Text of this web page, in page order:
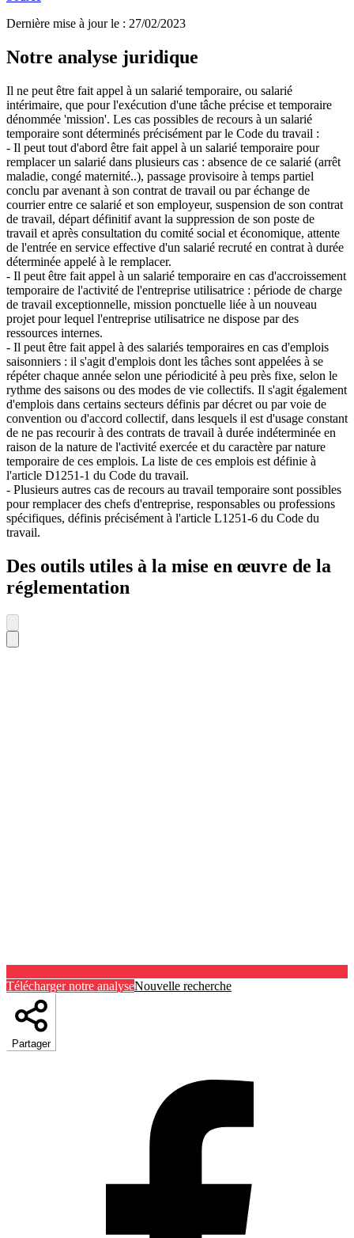
Dernière mise à jour le : 27/02/2023
Notre analyse juridique
Il ne peut être fait appel à un salarié temporaire, ou salarié
intérimaire, que pour l'exécution d'une tâche précise et temporaire
dénommée 'mission'. Les cas possibles de recours à un salarié
temporaire sont déterminés précisément par le Code du travail :
- Il peut tout d'abord être fait appel à un salarié temporaire pour
remplacer un salarié dans plusieurs cas : absence de ce salarié (arrêt
maladie, congé maternité..), passage provisoire à temps partiel
conclu par avenant à son contrat de travail ou par échange de
courrier entre ce salarié et son employeur, suspension de son contrat
de travail, départ définitif avant la suppression de son poste de
travail et après consultation du comité social et économique, attente
de l'entrée en service effective d'un salarié recruté en contrat à durée
déterminée appelé à le remplacer.
- Il peut être fait appel à un salarié temporaire en cas d'accroissement
temporaire de l'activité de l'entreprise utilisatrice : période de charge
de travail exceptionnelle, mission ponctuelle liée à un nouveau
projet pour lequel l'entreprise utilisatrice ne dispose par des
ressources internes.
- Il peut être fait appel à des salariés temporaires en cas d'emplois
saisonniers : il s'agit d'emplois dont les tâches sont appelées à se
répéter chaque année selon une périodicité à peu près fixe, selon le
rythme des saisons ou des modes de vie collectifs. Il s'agit également
d'emplois dans certains secteurs définis par décret ou par voie de
convention ou d'accord collectif, dans lesquels il est d'usage constant
de ne pas recourir à des contrats de travail à durée indéterminée en
raison de la nature de l'activité exercée et du caractère par nature
temporaire de ces emplois. La liste de ces emplois est définie à
l'article D1251-1 du Code du travail.
- Plusieurs autres cas de recours au travail temporaire sont possibles
pour remplacer des chefs d'entreprise, responsables ou professions
spécifiques, définis précisément à l'article L1251-6 du Code du
travail.
Des outils utiles à la mise en œuvre de la
réglementation
Télécharger notre analyseNouvelle recherche
Partager